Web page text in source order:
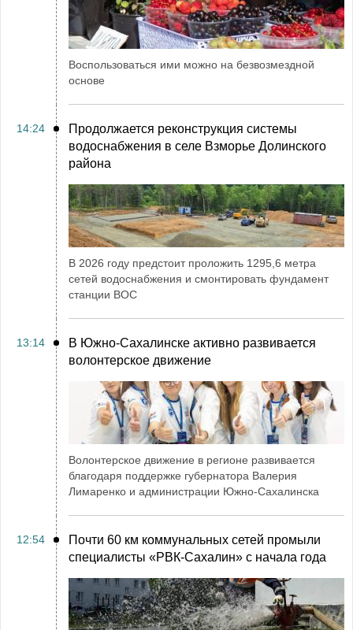
Воспользоваться ими можно на безвозмездной
основе
14:24
Продолжается реконструкция системы
водоснабжения в селе Взморье Долинского
района
В 2026 году предстоит проложить 1295,6 метра
сетей водоснабжения и смонтировать фундамент
станции ВОС
13:14
В Южно-Сахалинске активно развивается
волонтерское движение
Волонтерское движение в регионе развивается
благодаря поддержке губернатора Валерия
Лимаренко и администрации Южно-Сахалинска
12:54
Почти 60 км коммунальных сетей промыли
специалисты «РВК‑Сахалин» с начала года